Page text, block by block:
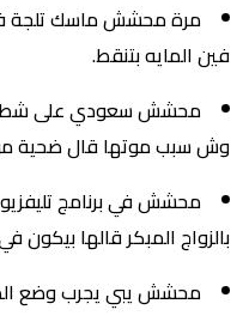
مرة محشش ماسك تلجة
فين المايه بتنقط.
محشش سعودي على شط
وش سبب موتها قال ضحية من
محشش في برنامج
بالزواج المبكر قالها بيكون
محشش يبي يجرب وضع